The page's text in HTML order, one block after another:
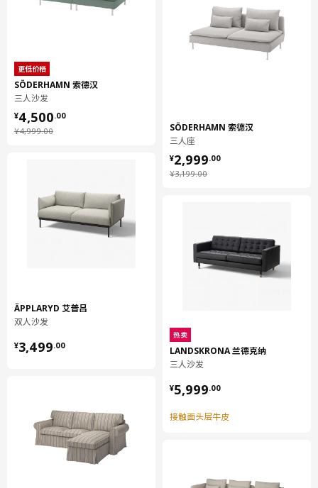
更低价格
SÖDERHAMN 索德汉
三人沙发
¥4,999.00
¥ 4999.00
¥4,500.00
¥ 4500.00
ÄPPLARYD 艾普吕
双人沙发
¥3,499.00
¥ 3499.00
SÖDERHAMN 索德汉
三人座
¥3,199.00
¥ 3199.00
¥2,999.00
¥ 2999.00
热卖
LANDSKRONA 兰德克纳
三人沙发
¥5,999.00
¥ 5999.00
接触面头层牛皮